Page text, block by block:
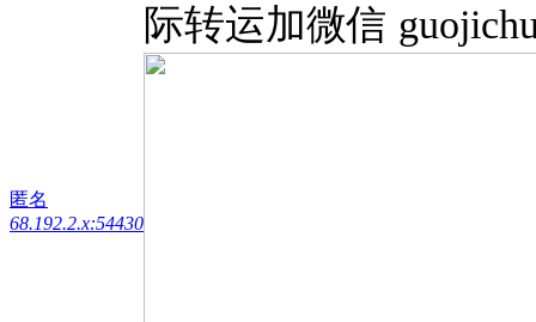
匿名
68.192.2.x:54430
际转运加微信